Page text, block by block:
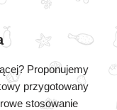
Proponujemy
przygotowany
stosowanie